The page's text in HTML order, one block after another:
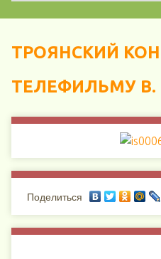
ТРОЯНСКИЙ
ТЕЛЕФИЛЬМУ
Поделиться